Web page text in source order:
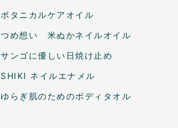
ボタニカルケアオイル
つめ想い 米ぬかネイルオイル
サンゴに優しい日焼け止め
SHIKI ネイルエナメル
ゆらぎ肌のためのボディタオル